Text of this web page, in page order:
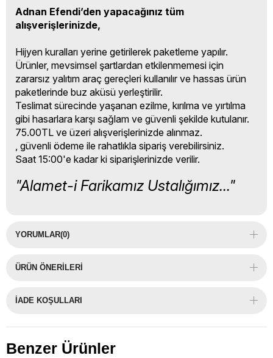
Adnan Efendi’den yapacağınız tüm
alışverişlerinizde,
Hijyen kuralları yerine getirilerek paketleme yapılır.
Ürünler, mevsimsel şartlardan etkilenmemesi için
zararsız yalıtım araç gereçleri kullanılır ve hassas ürün
paketlerinde buz aküsü yerleştirilir.
Teslimat sürecinde yaşanan ezilme, kırılma ve yırtılma
gibi hasarlara karşı sağlam ve güvenli şekilde kutulanır.
75.00TL ve üzeri alışverişlerinizde alınmaz.
, güvenli ödeme ile rahatlıkla sipariş verebilirsiniz.
Saat 15:00'e kadar ki siparişlerinizde verilir.
"Alamet-i Farikamız Ustalığımız..."
YORUMLAR(0)
ÜRÜN ÖNERILERI
İADE KOŞULLARI
Benzer Ürünler